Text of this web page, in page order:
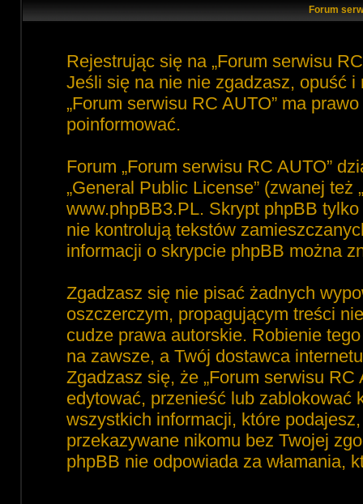
Forum
Rejestrując się na „Forum serwisu
Jeśli się na nie nie zgadzasz, opuść i
„Forum serwisu RC AUTO” ma
poinformować.
Forum „Forum serwisu RC AUTO”
„General Public License” (zwanej też
www.phpBB3.PL. Skrypt phpBB
nie kontrolują tekstów
informacji o skrypcie phpBB można
Zgadzasz się nie pisać żadnych
oszczerczym, propagującym treści
cudze prawa autorskie. Robienie
na zawsze, a Twój dostawca
Zgadzasz się, że „Forum serwisu
edytować, przenieść lub zablokować
wszystkich informacji, które
przekazywane nikomu bez Twojej
phpBB nie odpowiada za włamania,